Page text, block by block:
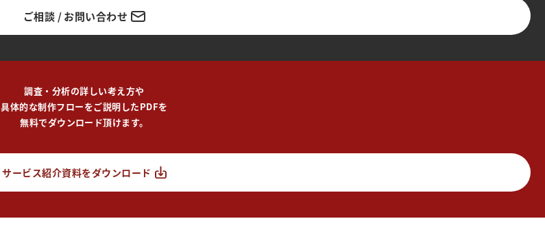
ご相談 / お問い合わせ
調査・分析の詳しい考え方や
具体的な制作フローをご説明したPDFを
無料でダウンロード頂けます。
サービス紹介資料をダウンロード